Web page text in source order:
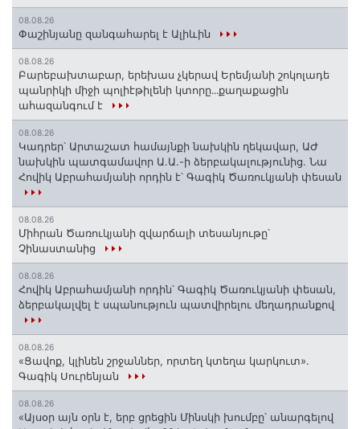
08.08.26
Փաշինյանը զանգահարել է Ալիևին
08.08.26
Բարեբախտաբար, երեխաս չկերավ Երեմյանի շոկոլադե
պանրիկի միջի պոլիէթիլենի կտորը․․․քաղաքացին
ահազանգում է
08.08.26
Կադրեր՝ Արտաշատ համայնքի նախկին ղեկավար, ԱԺ
նախկին պատգամավոր Ա.Ա.-ի ձերբակալությունից. Նա
Հովիկ Աբրահամյանի որդին է՝ Գագիկ Ծառուկյանի փեսան
08.08.26
Միհրան Ծառուկյանի զվարճալի տեսանյութը՝
Չինաստանից
08.08.26
Հովիկ Աբրահամյանի որդին՝ Գագիկ Ծառուկյանի փեսան,
ձերբակալվել է սպանություն պատվիրելու մեղադրանքով
08.08.26
«Ցավոք, կլինեն շրջաններ, որտեղ կտեղա կարկուտ»․
Գագիկ Սուրենյան
08.08.26
«Այսօր այն օրն է, երբ ցրեցին Մինսկի խումբը՝ անարգելով